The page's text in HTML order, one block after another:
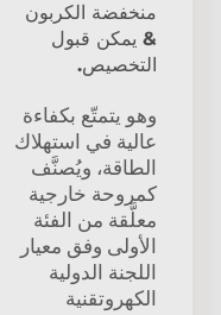
منخفضة الكربون
& يمكن قبول
التخصيص.
وهو يتمتّع بكفاءة
عالية في استهلاك
الطاقة، ويُصنَّف
كمروحة خارجية
معلَّقة من الفئة
الأولى وفق معيار
اللجنة الدولية
الكهروتقنية